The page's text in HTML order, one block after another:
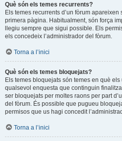
Què són els temes recurrents?
Els temes recurrents d’un fòrum
primera pàgina. Habitualment, són força
llegiu sempre que sigui possible. Els
els concedeix l’administrador del fòrum.
Torna a l’inici
Què són els temes bloquejats?
Els temes bloquejats són temes en què
qualsevol enquesta que continguin
ser bloquejats per moltes raons per part
del fòrum. És possible que pugueu
permisos que us hagi concedit
Torna a l’inici